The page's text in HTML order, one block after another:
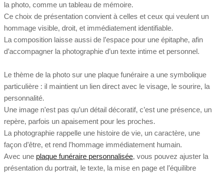
la photo, comme un tableau de mémoire.
Ce choix de présentation convient à celles et ceux qui veulent un
hommage visible, droit, et immédiatement identifiable.
La composition laisse aussi de l’espace pour une épitaphe, afin
d’accompagner la photographie d’un texte intime et personnel.
Le thème de la photo sur une plaque funéraire a une symbolique
particulière : il maintient un lien direct avec le visage, le sourire, la
personnalité.
Une image n’est pas qu’un détail décoratif, c’est une présence, un
repère, parfois un apaisement pour les proches.
La photographie rappelle une histoire de vie, un caractère, une
façon d’être, et rend l’hommage immédiatement humain.
Avec une plaque funéraire personnalisée, vous pouvez ajuster la
présentation du portrait, le texte, la mise en page et l’équilibre